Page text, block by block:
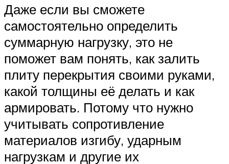
Даже если вы сможете
самостоятельно определить
суммарную нагрузку, это не
поможет вам понять, как залить
плиту перекрытия своими руками,
какой толщины её делать и как
армировать. Потому что нужно
учитывать сопротивление
материалов изгибу, ударным
нагрузкам и другие их